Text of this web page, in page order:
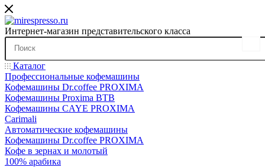
Интернет-магазин представительского класса
Каталог
Профессиональные кофемашины
Кофемашины Dr.coffee PROXIMA
Кофемашины Proxima BTB
Кофемашины CAYE PROXIMA
Carimali
Автоматические кофемашины
Кофемашины Dr.coffee PROXIMA
Кофе в зернах и молотый
100% арабика